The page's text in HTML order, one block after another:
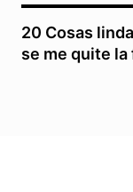
20 Cosas
se me quite